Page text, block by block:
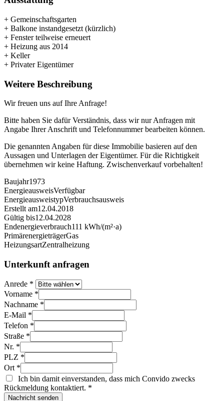
+ Gemeinschaftsgarten
+ Balkone instandgesetzt (kürzlich)
+ Fenster teilweise erneuert
+ Heizung aus 2014
+ Keller
+ Privater Eigentümer
Weitere Beschreibung
Wir freuen uns auf Ihre Anfrage!
Bitte haben Sie dafür Verständnis, dass wir nur Anfragen mit
Angabe Ihrer Anschrift und Telefonnummer bearbeiten können.
Die genannten Angaben für diese Immobilie basieren auf den
Aussagen und Unterlagen der Eigentümer. Für die Richtigkeit
übernehmen wir keine Haftung. Zwischenverkauf vorbehalten!
Baujahr1973
EnergieausweisVerfügbar
Energie­ausweistypVerbrauchsausweis
Erstellt am12.04.2018
Gültig bis12.04.2028
Endenergieverbrauch111 kWh/(m²·a)
PrimärenergieträgerGas
HeizungsartZentralheizung
Unterkunft anfragen
Anrede *
Vorname *
Nachname *
E-Mail *
Telefon *
Straße *
Nr. *
PLZ *
Ort *
Ich bin damit einverstanden, dass mich Convido zwecks
Rückmeldung kontaktiert. *
Nachricht senden